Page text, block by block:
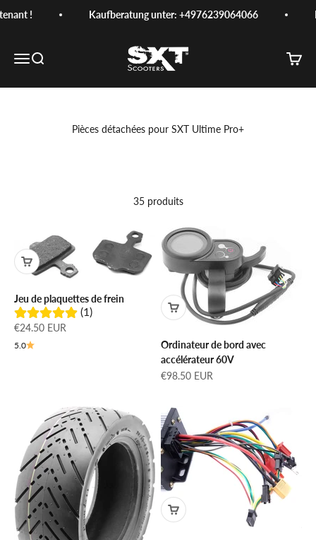
! Kaufberatung unter: +4976239064066
MenuRecherche
SXT-Scooters
Panier
Pièces détachées pour SXT Ultime Pro+
35 produits
Jeu de plaquettes de frein
(1)
Prix de vente
€24.50 EUR
5.0
Ordinateur de bord avec
accélérateur 60V
Prix de vente
€98.50 EUR